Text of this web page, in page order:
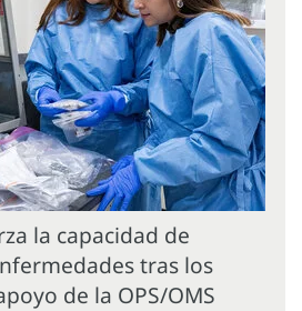
la capacidad de
tras los
de la OPS/OMS